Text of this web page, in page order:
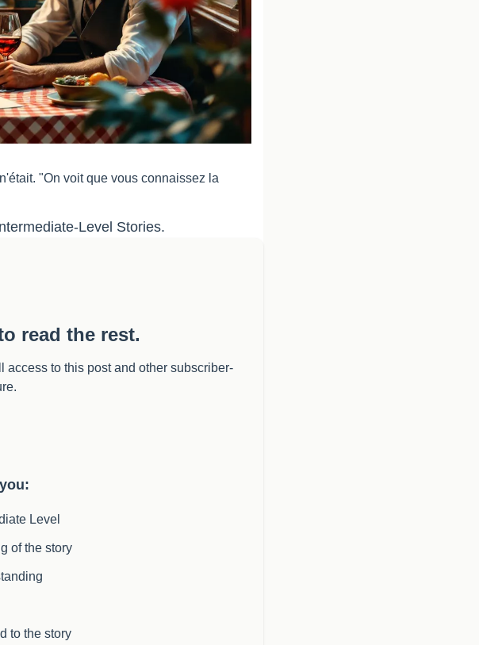
"On voit que vous connaissez la
Level Stories.
read the rest.
access to this post and other subscriber-
:
Level
of the story
to the story